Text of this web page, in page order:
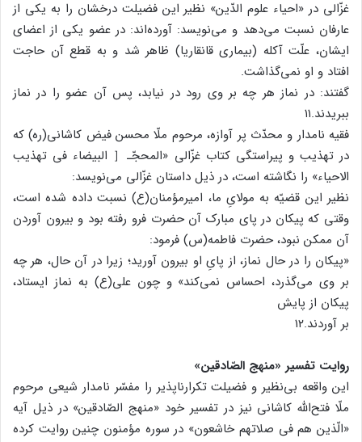
غزّالی در «احیاء علوم الدّین» نظیر این فضیلت درخشان را به یکی از
عارفان نسبت می‌دهد و می‌نویسد: آورده‌اند: در عضو یکی از اعضای
ایشان، علّت آکله (بیماری قانقاریا) ظاهر شد و به قطع آن حاجت
افتاد و او نمی‌گذاشت.
گفتند: در نماز هر چه بر وی رود در نیابد، پس آن عضو را در نماز
ببریدند.۱۱
فقیه نامدار و محدّث پر آوازه، مرحوم ملّا محسن فیض کاشانی(ره) که
در تهذیب و پیراستگی کتاب غزّالی «المحجّـ［ البیضاء فی تهذیب
الاحیاء» را نگاشته است، در ذیل داستان غزّالی می‌نویسد:
نظیر این قضیّه به مولایِ ما، امیرمؤمنان(ع) نسبت داده شده است،
وقتی که پیکان در پای مبارک آن حضرت فرو رفته بود و بیرون آوردن
آن ممکن نبود، حضرت فاطمه(س) فرمود:
«پیکان را در حال نماز، از پایِ او بیرون آورید؛ زیرا در آن حال، هر چه
بر وی می‌گذرد، احساس نمی‌کند» و چون علی(ع) به نماز ایستاد،
پیکان از پایش
بر آوردند.۱۲
روایت تفسیر «منهج الصّادقین»
این واقعه بی‌نظیر و فضیلت تکرارناپذیر را مفسّر نامدار شیعی مرحوم
ملّا فتح‌الله کاشانی نیز در تفسیر خود «منهج الصّادقین» در ذیل آیه
«الّذین هم فی صلاتهم خاشعون» در سوره مؤمنون چنین روایت کرده